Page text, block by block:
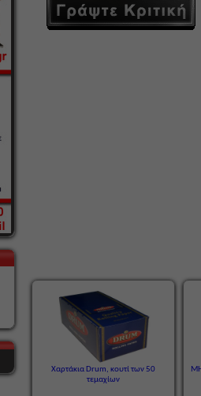
Χαρτάκια Drum, κουτί των 50
τεμαχίων